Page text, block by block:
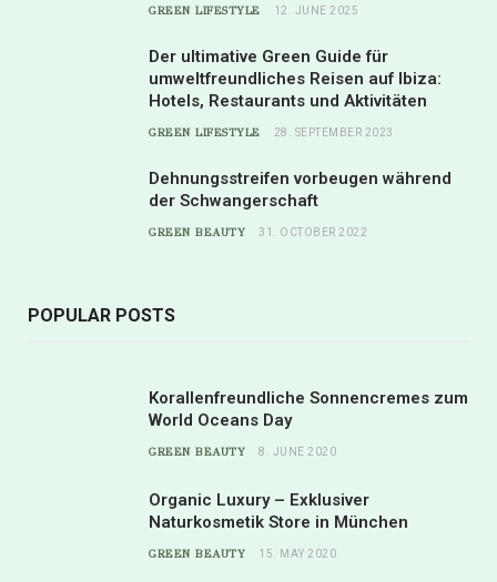
GREEN LIFESTYLE 12. JUNE 2025
Der ultimative Green Guide für
umweltfreundliches Reisen auf Ibiza:
Hotels, Restaurants und Aktivitäten
GREEN LIFESTYLE 28. SEPTEMBER 2023
Dehnungsstreifen vorbeugen während
der Schwangerschaft
GREEN BEAUTY 31. OCTOBER 2022
POPULAR POSTS
Korallenfreundliche Sonnencremes zum
World Oceans Day
GREEN BEAUTY 8. JUNE 2020
Organic Luxury – Exklusiver
Naturkosmetik Store in München
GREEN BEAUTY 15. MAY 2020